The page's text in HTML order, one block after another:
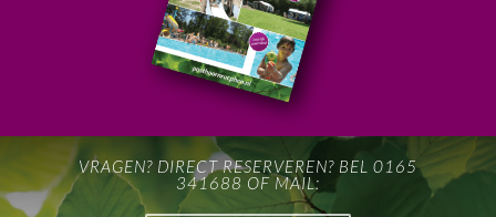
VRAGEN? DIRECT RESERVEREN? BEL 0165
341688 OF MAIL: